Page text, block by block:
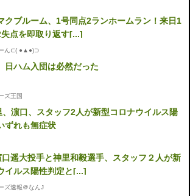
クブルーム、1号同点2ランホームラン！来日1
点を即取り返す[...]
ん⊂( ●▲●)⊃
日ハム入団は必然だった
ズ王国
、濵口、スタッフ2人が新型コロナウイルス陽
れも無症状
遥大投手と神里和毅選手、スタッフ２人が新
イルス陽性判定と[...]
ズ速報＠なんJ